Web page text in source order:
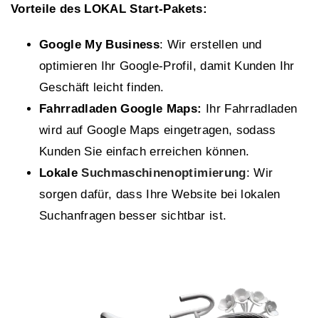
Vorteile des LOKAL Start-Pakets:
Google My Business: Wir erstellen und
optimieren Ihr Google-Profil, damit Kunden Ihr
Geschäft leicht finden.
Fahrradladen Google Maps:
Ihr Fahrradladen
wird auf Google Maps eingetragen, sodass
Kunden Sie einfach erreichen können.
LokaleSuchmaschinenoptimierung: Wir
sorgen dafür, dass Ihre Website bei lokalen
Suchanfragen besser sichtbar ist.